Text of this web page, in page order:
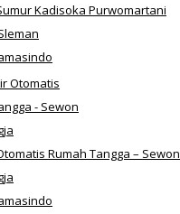
Kadisoka Purwomartani
Rumah Tangga – Sewon